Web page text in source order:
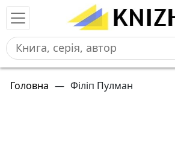
Головна — Філіп Пулман